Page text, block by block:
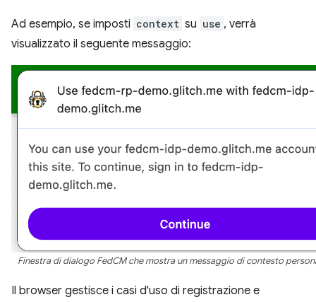
Ad esempio, se imposti context su use , verrà
visualizzato il seguente messaggio:
Finestra di dialogo FedCM che mostra un messaggio di contesto
Il browser gestisce i casi d'uso di registrazione e